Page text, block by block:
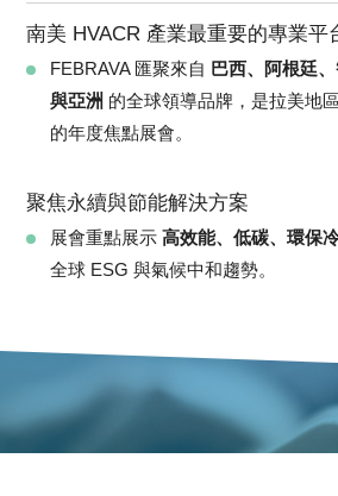
南美 HVACR 產業最重要的專業平
FEBRAVA 匯聚來自 巴西、阿根廷
與亞洲 的全球領導品牌，是拉美地
的年度焦點展會。
聚焦永續與節能解決方案
展會重點展示高效能、低碳、環保
全球 ESG 與氣候中和趨勢。